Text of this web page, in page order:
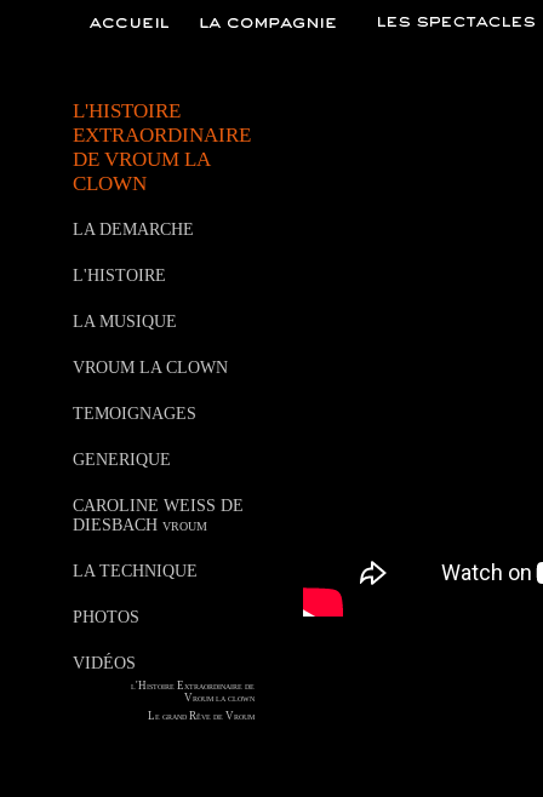
L'HISTOIRE
EXTRAORDINAIRE
DE VROUM LA
CLOWN
LA DEMARCHE
L'HISTOIRE
LA MUSIQUE
VROUM LA CLOWN
TEMOIGNAGES
GENERIQUE
CAROLINE WEISS DE
DIESBACH vroum
LA TECHNIQUE
PHOTOS
VIDÉOS
l'Histoire Extraordinaire de
Vroum la clown
Le grand Rêve de Vroum